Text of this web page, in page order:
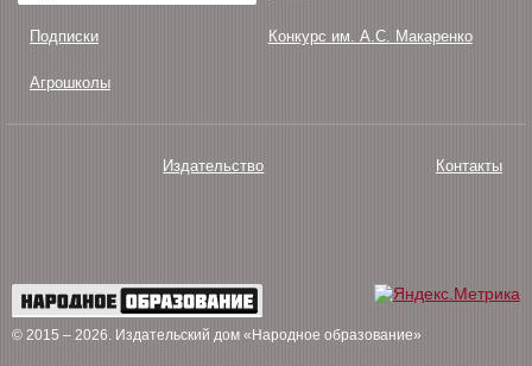
Подписки Конкурс им. А.С. Макаренко
Агрошколы
Издательство Контакты
© 2015 – 2026. Издательский дом «Народное образование»